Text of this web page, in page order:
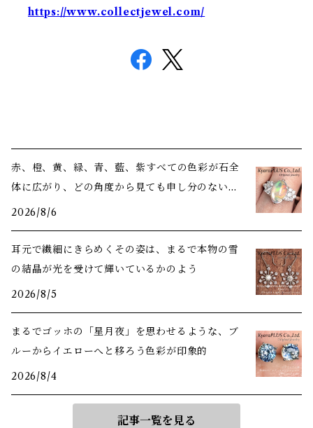
https://www.collectjewel.com/
赤、橙、黄、緑、青、藍、紫――すべての色彩が石全
体に広がり、どの角度から見ても申し分のない美
しさ
2026/8/6
耳元で繊細にきらめくその姿は、まるで本物の雪
の結晶が光を受けて輝いているかのよう
2026/8/5
まるでゴッホの「星月夜」を思わせるような、ブ
ルーからイエローへと移ろう色彩が印象的
2026/8/4
記事一覧を見る